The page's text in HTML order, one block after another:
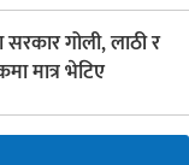
गोली, लाठी र
मात्र भेटिए